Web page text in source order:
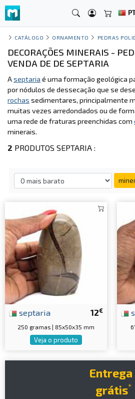
CATÁLOGO ORNAMENTO PEDRAS
DECORAÇÕES MINERAIS -
VENDA DE DE SEPTARIA
Aseptaria é uma formação geológica
por nódulos de dessecação que se
rochas sedimentares, principalmente
muitas vezes arredondados ou de
uma rede de fraturas preenchidas com
minerais.
2 PRODUTOS SEPTARIA :
12€
septaria
250 gramas | 85x50x35 mm
Veja o produto
Entrega
grátis*